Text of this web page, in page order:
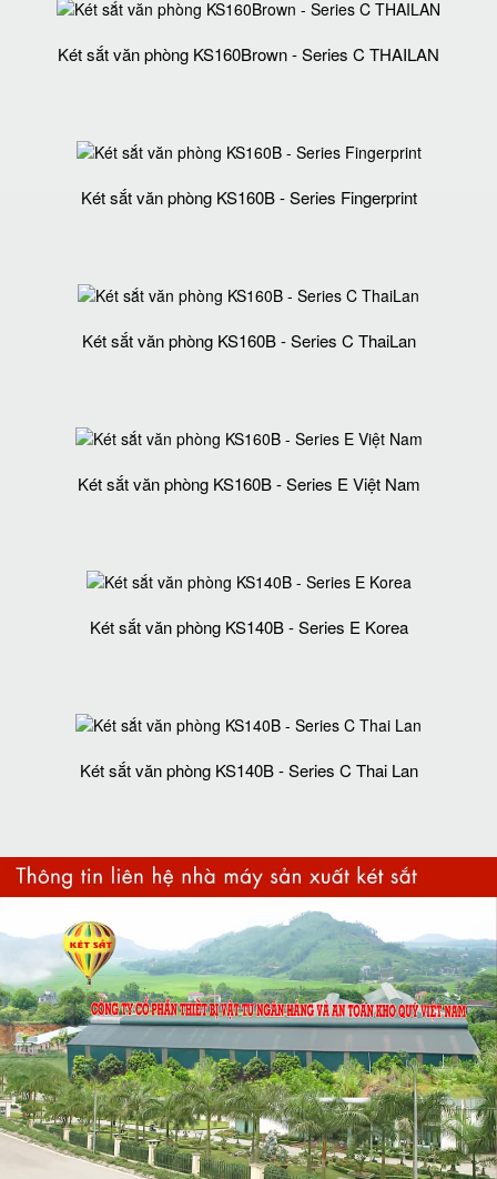
Két sắt văn phòng KS160Brown - Series C THAILAN
Két sắt văn phòng KS160B - Series Fingerprint
Két sắt văn phòng KS160B - Series C ThaiLan
Két sắt văn phòng KS160B - Series E Việt Nam
Két sắt văn phòng KS140B - Series E Korea
Két sắt văn phòng KS140B - Series C Thai Lan